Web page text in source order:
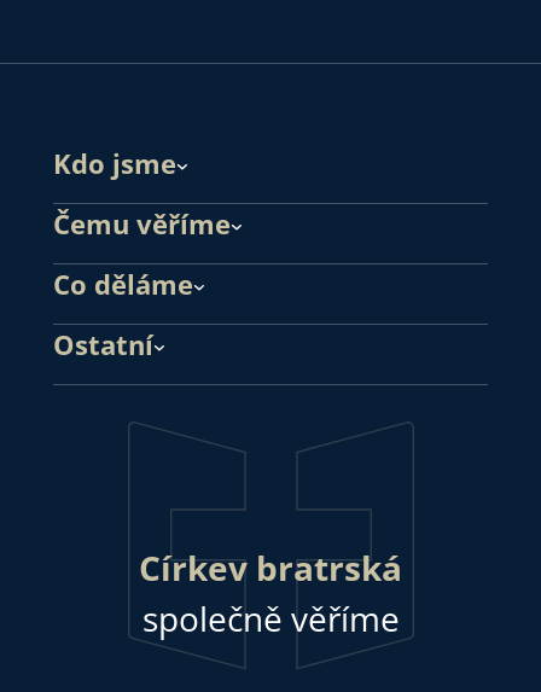
Kdo jsme
Čemu věříme
Co děláme
Ostatní
Církev bratrská
společně věříme